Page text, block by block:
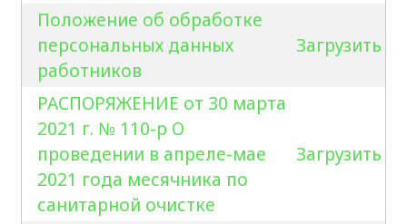
Положение об обработке
персональных данных
работников
Загрузить
РАСПОРЯЖЕНИЕ от 30 марта
2021 г. № 110-р О
проведении в апреле-мае
2021 года месячника по
санитарной очистке
Загрузить